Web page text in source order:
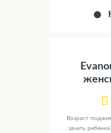
Возраст
зачать